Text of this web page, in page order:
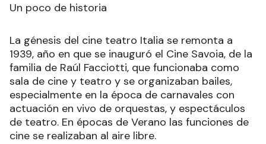
Un poco de historia
La génesis del cine teatro Italia se remonta a
1939, año en que se inauguró el Cine Savoia, de la
familia de Raúl Facciotti, que funcionaba como
sala de cine y teatro y se organizaban bailes,
especialmente en la época de carnavales con
actuación en vivo de orquestas, y espectáculos
de teatro. En épocas de Verano las funciones de
cine se realizaban al aire libre.